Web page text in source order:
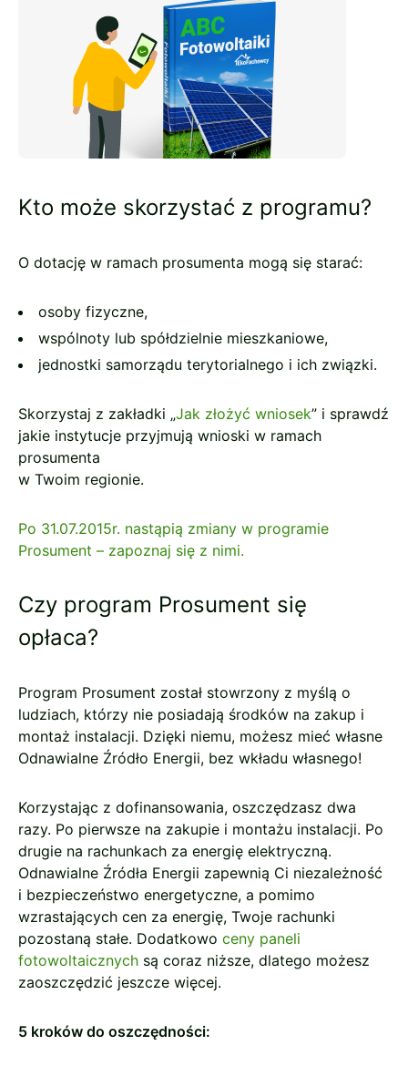
Kto może skorzystać z programu?
O dotację w ramach prosumenta mogą się starać:
osoby fizyczne,
wspólnoty lub spółdzielnie mieszkaniowe,
jednostki samorządu terytorialnego i ich związki.
Skorzystaj z zakładki „Jak złożyć wniosek” i sprawdź
jakie instytucje przyjmują wnioski w ramach
prosumenta
w Twoim regionie.
Po 31.07.2015r. nastąpią zmiany w programie
Prosument – zapoznaj się z nimi.
Czy program Prosument się
opłaca?
Program Prosument został stowrzony z myślą o
ludziach, którzy nie posiadają środków na zakup i
montaż instalacji. Dzięki niemu, możesz mieć własne
Odnawialne Źródło Energii, bez wkładu własnego!
Korzystając z dofinansowania, oszczędzasz dwa
razy. Po pierwsze na zakupie i montażu instalacji. Po
drugie na rachunkach za energię elektryczną.
Odnawialne Źródła Energii zapewnią Ci niezależność
i bezpieczeństwo energetyczne, a pomimo
wzrastających cen za energię, Twoje rachunki
pozostaną stałe. Dodatkowo ceny paneli
fotowoltaicznych są coraz niższe, dlatego możesz
zaoszczędzić jeszcze więcej.
5 kroków do oszczędności: